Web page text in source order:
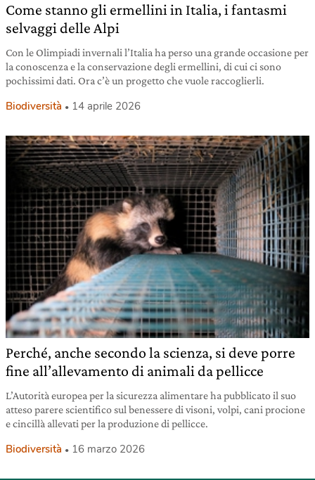
Come stanno gli ermellini in Italia, i fantasmi
selvaggi delle Alpi
Con le Olimpiadi invernali l’Italia ha perso una grande occasione per
la conoscenza e la conservazione degli ermellini, di cui ci sono
pochissimi dati. Ora c’è un progetto che vuole raccoglierli.
Biodiversità 14 aprile 2026
Perché, anche secondo la scienza, si deve porre
fine all’allevamento di animali da pellicce
L’Autorità europea per la sicurezza alimentare ha pubblicato il suo
atteso parere scientifico sul benessere di visoni, volpi, cani procione
e cincillà allevati per la produzione di pellicce.
Biodiversità 16 marzo 2026